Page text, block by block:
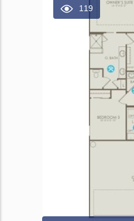
119